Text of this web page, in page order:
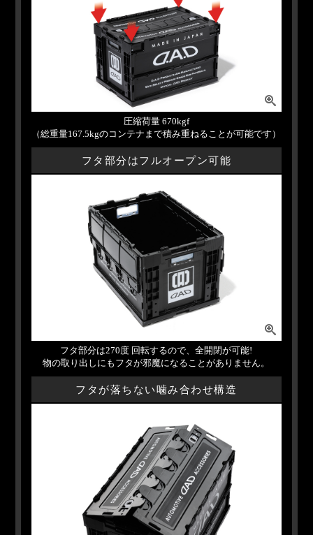
圧縮荷量 670kgf
（総重量167.5kgのコンテナまで積み重ねることが可能です）
フタ部分はフルオープン可能
フタ部分は270度 回転するので、全開閉が可能!
物の取り出しにもフタが邪魔になることがありません。
フタが落ちない噛み合わせ構造